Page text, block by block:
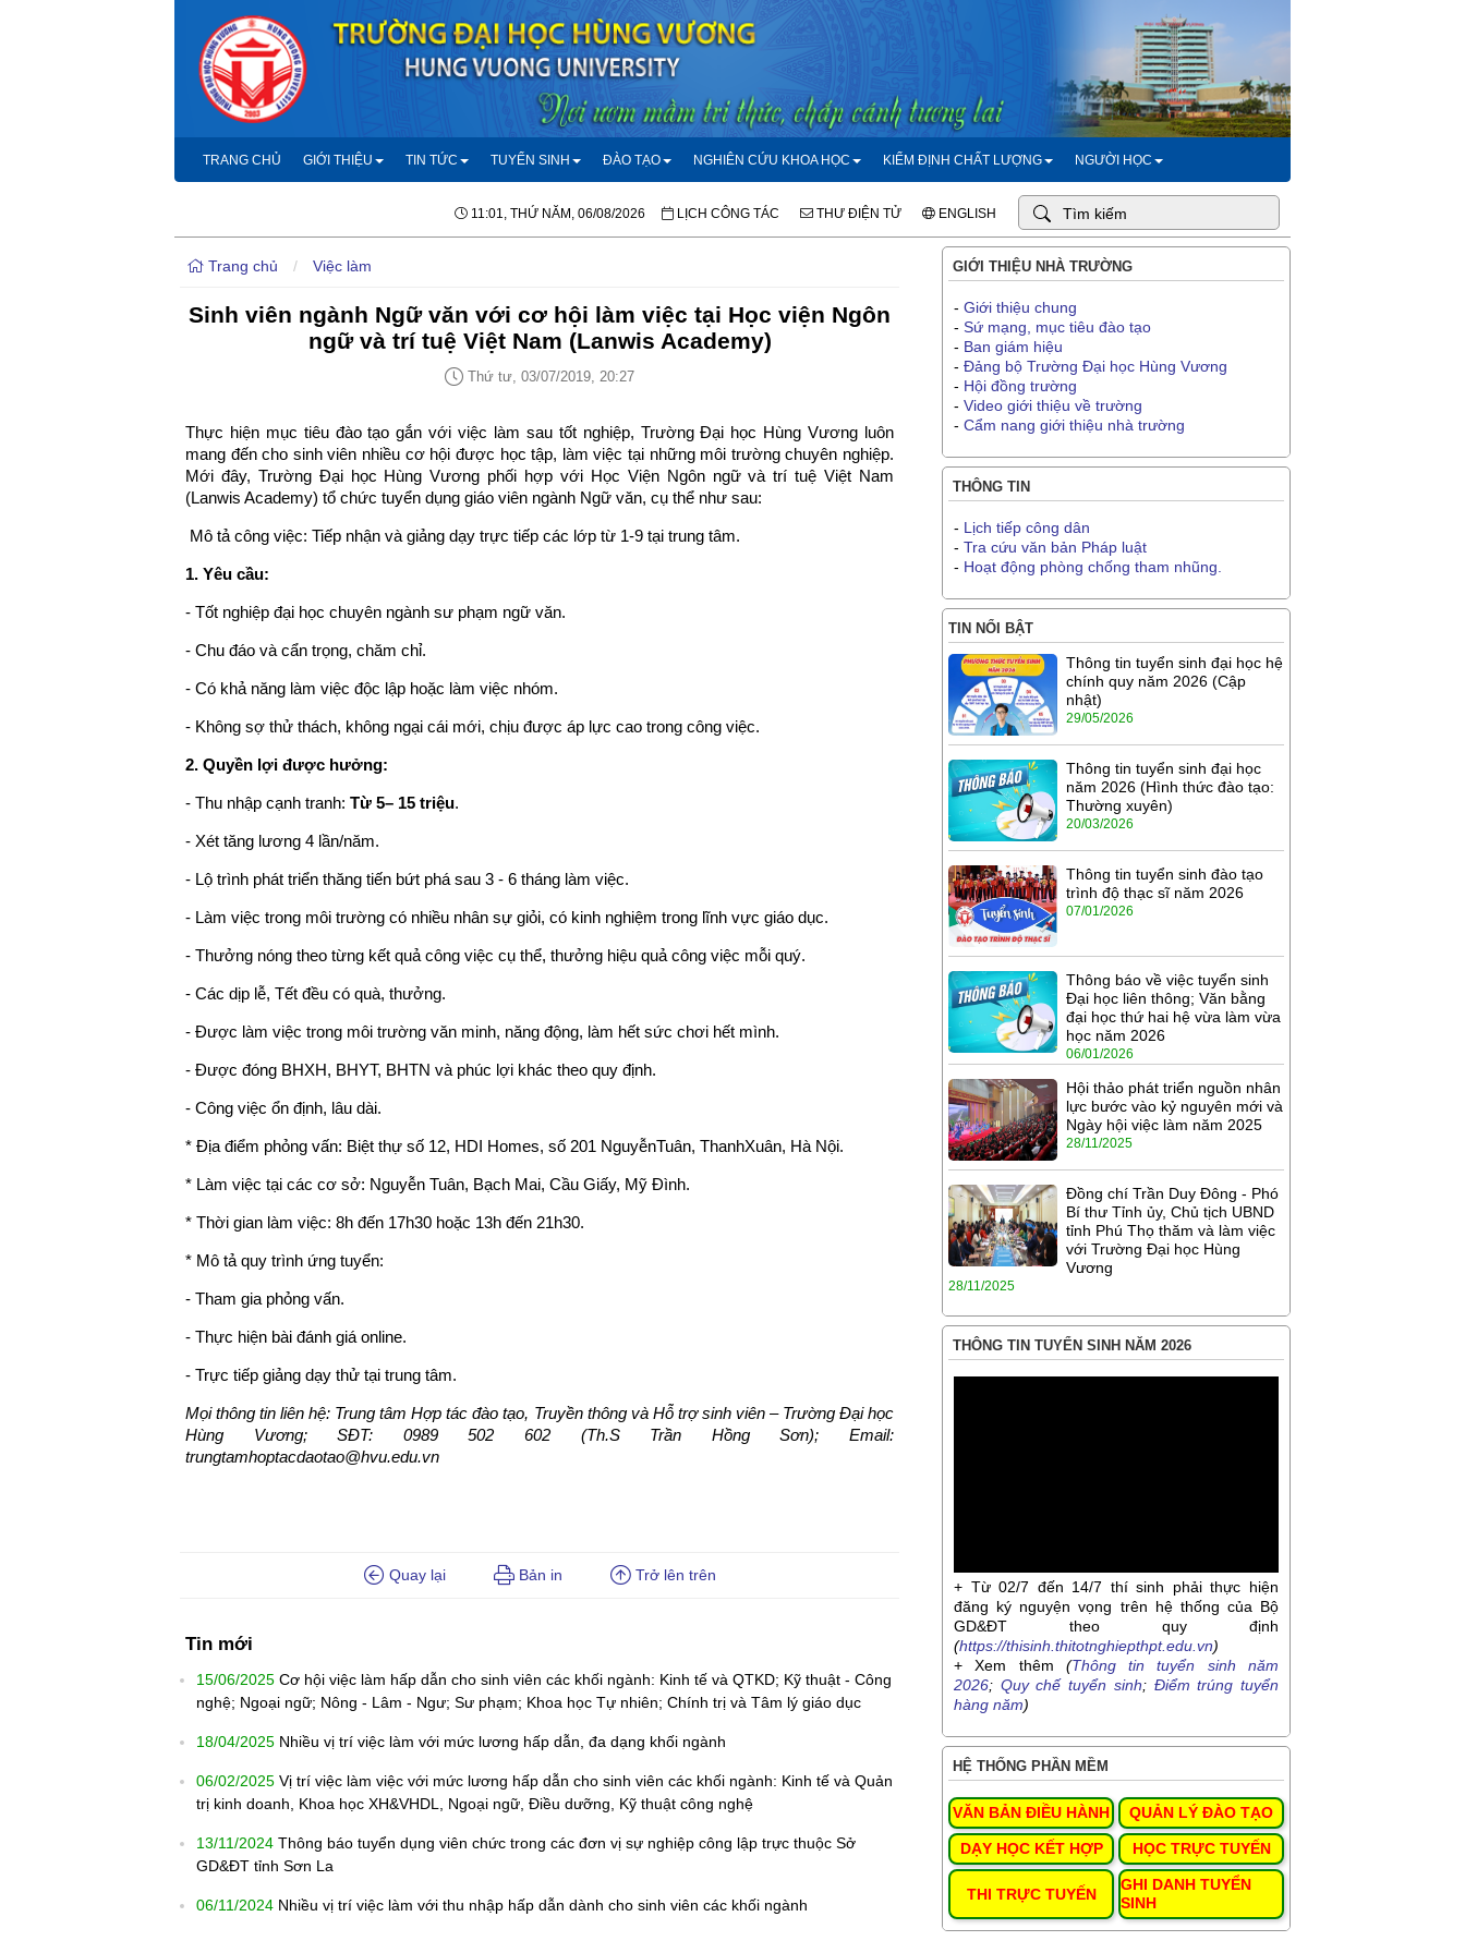
TRANG CHỦ GIỚI THIỆU TIN TỨC TUYỂN SINH ĐÀO TẠO NGHIÊN CỨU KHOA HỌC KIỂM ĐỊNH CHẤT LƯỢNG NGƯỜI HỌC
11:01, THỨ NĂM, 06/08/2026 LỊCH CÔNG TÁC THƯ ĐIỆN TỬ ENGLISH
Trang chủ / Việc làm
Sinh viên ngành Ngữ văn với cơ hội làm việc tại Học viện Ngôn
ngữ và trí tuệ Việt Nam (Lanwis Academy)
Thứ tư, 03/07/2019, 20:27
Thực hiện mục tiêu đào tạo gắn với việc làm sau tốt nghiệp, Trường Đại học Hùng Vương luôn
mang đến cho sinh viên nhiều cơ hội được học tập, làm việc tại những môi trường chuyên nghiệp.
Mới đây, Trường Đại học Hùng Vương phối hợp với Học Viện Ngôn ngữ và trí tuệ Việt Nam
(Lanwis Academy) tổ chức tuyển dụng giáo viên ngành Ngữ văn, cụ thể như sau:
Mô tả công việc: Tiếp nhận và giảng dạy trực tiếp các lớp từ 1-9 tại trung tâm.
1. Yêu cầu:
- Tốt nghiệp đại học chuyên ngành sư phạm ngữ văn.
- Chu đáo và cẩn trọng, chăm chỉ.
- Có khả năng làm việc độc lập hoặc làm việc nhóm.
- Không sợ thử thách, không ngại cái mới, chịu được áp lực cao trong công việc.
2. Quyền lợi được hưởng:
- Thu nhập cạnh tranh: Từ 5– 15 triệu.
- Xét tăng lương 4 lần/năm.
- Lộ trình phát triển thăng tiến bứt phá sau 3 - 6 tháng làm việc.
- Làm việc trong môi trường có nhiều nhân sự giỏi, có kinh nghiệm trong lĩnh vực giáo dục.
- Thưởng nóng theo từng kết quả công việc cụ thể, thưởng hiệu quả công việc mỗi quý.
- Các dịp lễ, Tết đều có quà, thưởng.
- Được làm việc trong môi trường văn minh, năng động, làm hết sức chơi hết mình.
- Được đóng BHXH, BHYT, BHTN và phúc lợi khác theo quy định.
- Công việc ổn định, lâu dài.
* Địa điểm phỏng vấn: Biệt thự số 12, HDI Homes, số 201 NguyễnTuân, ThanhXuân, Hà Nội.
* Làm việc tại các cơ sở: Nguyễn Tuân, Bạch Mai, Cầu Giấy, Mỹ Đình.
* Thời gian làm việc: 8h đến 17h30 hoặc 13h đến 21h30.
* Mô tả quy trình ứng tuyển:
- Tham gia phỏng vấn.
- Thực hiện bài đánh giá online.
- Trực tiếp giảng dạy thử tại trung tâm.
Mọi thông tin liên hệ: Trung tâm Hợp tác đào tạo, Truyền thông và Hỗ trợ sinh viên – Trường Đại học
Hùng Vương; SĐT: 0989 502 602 (Th.S Trần Hồng Sơn); Email:
trungtamhoptacdaotao@hvu.edu.vn
Quay lại Bản in Trở lên trên
Tin mới
15/06/2025 Cơ hội việc làm hấp dẫn cho sinh viên các khối ngành: Kinh tế và QTKD; Kỹ thuật - Công
nghệ; Ngoại ngữ; Nông - Lâm - Ngư; Sư phạm; Khoa học Tự nhiên; Chính trị và Tâm lý giáo dục
18/04/2025 Nhiều vị trí việc làm với mức lương hấp dẫn, đa dạng khối ngành
06/02/2025 Vị trí việc làm việc với mức lương hấp dẫn cho sinh viên các khối ngành: Kinh tế và Quản
trị kinh doanh, Khoa học XH&VHDL, Ngoại ngữ, Điều dưỡng, Kỹ thuật công nghệ
13/11/2024 Thông báo tuyển dụng viên chức trong các đơn vị sự nghiệp công lập trực thuộc Sở
GD&ĐT tỉnh Sơn La
06/11/2024 Nhiều vị trí việc làm với thu nhập hấp dẫn dành cho sinh viên các khối ngành
GIỚI THIỆU NHÀ TRƯỜNG
- Giới thiệu chung
- Sứ mạng, mục tiêu đào tạo
- Ban giám hiệu
- Đảng bộ Trường Đại học Hùng Vương
- Hội đồng trường
- Video giới thiệu về trường
- Cẩm nang giới thiệu nhà trường
THÔNG TIN
- Lịch tiếp công dân
- Tra cứu văn bản Pháp luật
- Hoạt động phòng chống tham nhũng.
TIN NỔI BẬT
Thông tin tuyển sinh đại học hệ
chính quy năm 2026 (Cập
nhật)
29/05/2026
Thông tin tuyển sinh đại học
năm 2026 (Hình thức đào tạo:
Thường xuyên)
20/03/2026
Thông tin tuyển sinh đào tạo
trình độ thạc sĩ năm 2026
07/01/2026
Thông báo về việc tuyển sinh
Đại học liên thông; Văn bằng
đại học thứ hai hệ vừa làm vừa
học năm 2026
06/01/2026
Hội thảo phát triển nguồn nhân
lực bước vào kỷ nguyên mới và
Ngày hội việc làm năm 2025
28/11/2025
Đồng chí Trần Duy Đông - Phó
Bí thư Tỉnh ủy, Chủ tịch UBND
tỉnh Phú Thọ thăm và làm việc
với Trường Đại học Hùng
Vương
28/11/2025
THÔNG TIN TUYỂN SINH NĂM 2026
+ Từ 02/7 đến 14/7 thí sinh phải thực hiện
đăng ký nguyện vọng trên hệ thống của Bộ
GD&ĐT theo quy định
(https://thisinh.thitotnghiepthpt.edu.vn)
+ Xem thêm (Thông tin tuyển sinh năm
2026; Quy chế tuyển sinh; Điểm trúng tuyển
hàng năm)
HỆ THỐNG PHẦN MỀM
VĂN BẢN ĐIỀU HÀNH QUẢN LÝ ĐÀO TẠO
DẠY HỌC KẾT HỢP HỌC TRỰC TUYẾN
THI TRỰC TUYẾN
GHI DANH TUYỂN
SINH